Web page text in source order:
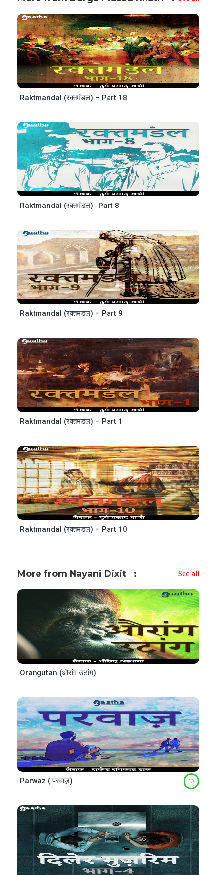
Raktmandal (रक्तमंडल) – Part 18
Raktmandal (रक्तमंडल)- Part 8
Raktmandal (रक्तमंडल) – Part 9
Raktmandal (रक्तमंडल) – Part 1
Raktmandal (रक्तमंडल) – Part 10
More from Nayani Dixit See all
Orangutan (औरांग उटांग)
Parwaz ( परवाज़) 10